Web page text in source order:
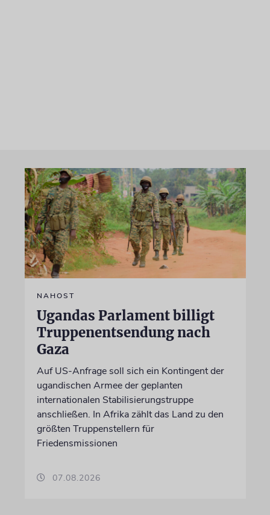
NAHOST
Ugandas Parlament billigt
Truppenentsendung nach
Gaza
Auf US-Anfrage soll sich ein Kontingent der
ugandischen Armee der geplanten
internationalen Stabilisierungstruppe
anschließen. In Afrika zählt das Land zu den
größten Truppenstellern für
Friedensmissionen
07.08.2026